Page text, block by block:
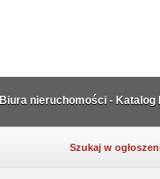
Szukaj w
Biura nieruchomości - Katalog